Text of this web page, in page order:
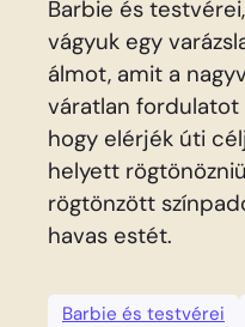
Barbie és
vágyuk egy
álmot, amit a
váratlan fordulatot
hogy elérjék úti
helyett
rögtönzött
havas estét.
Barbie és testvérei